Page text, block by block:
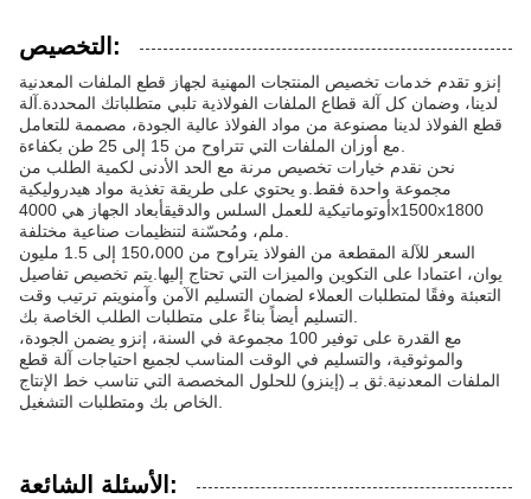
التخصيص:
إنزو تقدم خدمات تخصيص المنتجات المهنية لجهاز قطع الملفات المعدنية
لدينا، وضمان كل آلة قطاع الملفات الفولاذية تلبي متطلباتك المحددة.آلة
قطع الفولاذ لدينا مصنوعة من مواد الفولاذ عالية الجودة، مصممة للتعامل
نحن نقدم خيارات تخصيص مرنة مع الحد الأدنى لكمية الطلب من
مجموعة واحدة فقط.و يحتوي على طريقة تغذية مواد هيدروليكية
أوتوماتيكية للعمل السلس والدقيقأبعاد الجهاز هي 4000x1500x1800
السعر للآلة المقطعة من الفولاذ يتراوح من 150،000 إلى 1.5 مليون
يوان، اعتمادا على التكوين والميزات التي تحتاج إليها.يتم تخصيص تفاصيل
التعبئة وفقًا لمتطلبات العملاء لضمان التسليم الآمن وآمنويتم ترتيب وقت
مع القدرة على توفير 100 مجموعة في السنة، إنزو يضمن الجودة،
والموثوقية، والتسليم في الوقت المناسب لجميع احتياجات آلة قطع
الملفات المعدنية.ثق بـ (إينزو) للحلول المخصصة التي تناسب خط الإنتاج
الأسئلة الشائعة: